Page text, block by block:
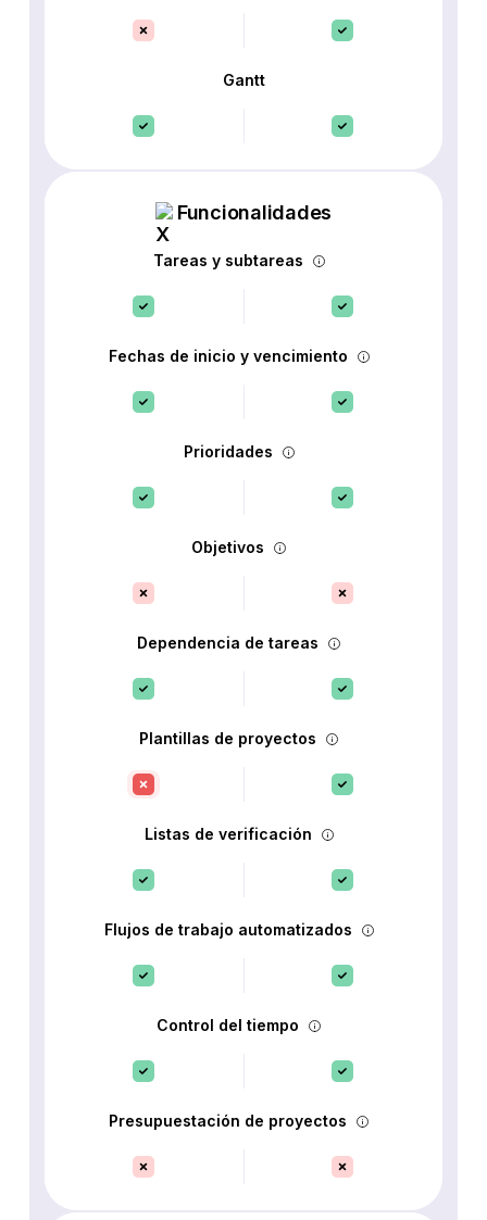
Gantt
Funcionalidades
Tareas y subtareas
Fechas de inicio y vencimiento
Prioridades
Objetivos
Dependencia de tareas
Plantillas de proyectos
Listas de verificación
Flujos de trabajo automatizados
Control del tiempo
Presupuestación de proyectos